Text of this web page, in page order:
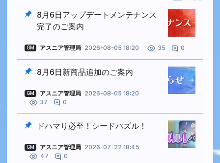
8月6日アップデートメンテナンス
完了のご案内
GM アスニア管理局 2026-08-05 18:20 35 0
8月6日新商品追加のご案内
GM アスニア管理局 2026-08-05 18:20
37
0
ドハマり必至！シードパズル！
GM アスニア管理局 2026-07-22 18:45
47
0